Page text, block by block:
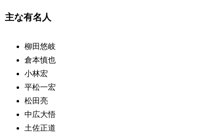
主な有名人
柳田悠岐
倉本慎也
小林宏
平松一宏
松田亮
中広大悟
土佐正道